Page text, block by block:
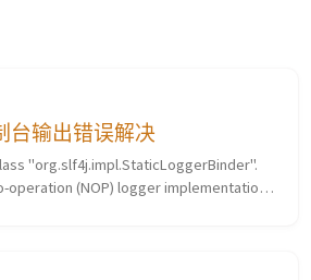
台输出错误解决
"org.slf4j.impl.StaticLoggerBinder".
operation (NOP) logger implementation